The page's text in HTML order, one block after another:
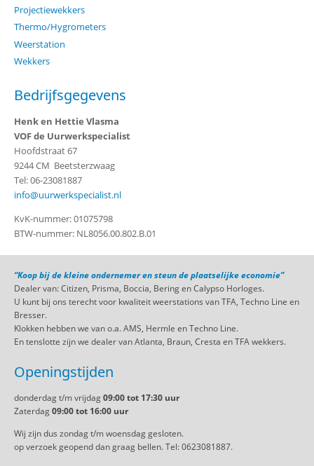
Projectiewekkers
Thermo/Hygrometers
Weerstation
Wekkers
Bedrijfsgegevens
Henk en Hettie Vlasma
VOF de Uurwerkspecialist
Hoofdstraat 67
9244 CM Beetsterzwaag
Tel: 06-23081887
info@uurwerkspecialist.nl
KvK-nummer: 01075798
BTW-nummer: NL8056.00.802.B.01
“Koop bij de kleine ondernemer en steun de plaatselijke economie”
Dealer van: Citizen, Prisma, Boccia, Bering en Calypso Horloges.
U kunt bij ons terecht voor kwaliteit weerstations van TFA, Techno Line en
Bresser.
Klokken hebben we van o.a. AMS, Hermle en Techno Line.
En tenslotte zijn we dealer van Atlanta, Braun, Cresta en TFA wekkers.
Openingstijden
donderdag t/m vrijdag09:00 tot 17:30 uur
Zaterdag09:00 tot 16:00 uur
Wij zijn dus zondag t/m woensdag gesloten.
op verzoek geopend dan graag bellen. Tel: 0623081887.